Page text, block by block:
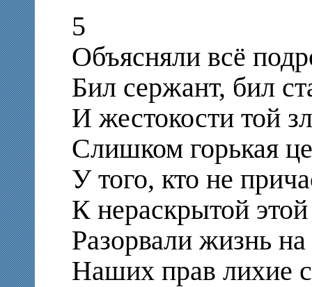
5
Объясняли всё
Бил сержант, бил
И жестокости той
Слишком горькая
У того, кто не
К нераскрытой
Разорвали жизнь на
Наших прав лихие